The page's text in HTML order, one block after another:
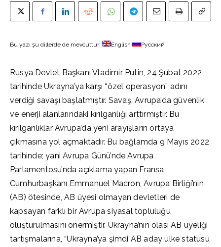
Bu yazı şu dillerde de mevcuttur: English Русский
Rusya Devlet Başkanı Vladimir Putin, 24 Şubat 2022
tarihinde Ukrayna’ya karşı “özel operasyon” adını
verdiği savaşı başlatmıştır. Savaş, Avrupa’da güvenlik
ve enerji alanlarındaki kırılganlığı arttırmıştır. Bu
kırılganlıklar Avrupa’da yeni arayışların ortaya
çıkmasına yol açmaktadır. Bu bağlamda 9 Mayıs 2022
tarihinde; yani Avrupa Günü’nde Avrupa
Parlamentosu’nda açıklama yapan Fransa
Cumhurbaşkanı Emmanuel Macron, Avrupa Birliği’nin
(AB) ötesinde, AB üyesi olmayan devletleri de
kapsayan farklı bir Avrupa siyasal topluluğu
oluşturulmasını önermiştir. Ukrayna’nın olası AB üyeliği
tartışmalarına, “Ukrayna’ya şimdi AB aday ülke statüsü